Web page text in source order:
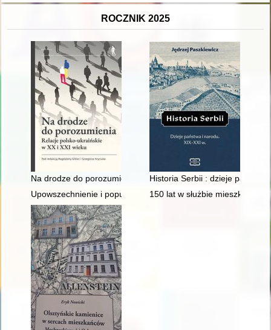
ROCZNIK 2025
Na drodze do porozumienia : relacje polsko-ukraińskie w XX i
Historia Serbii : dzieje państwa
Upowszechnienie i popularyzacja wiedzy o historii polskich
150 lat w służbie mieszkańcom